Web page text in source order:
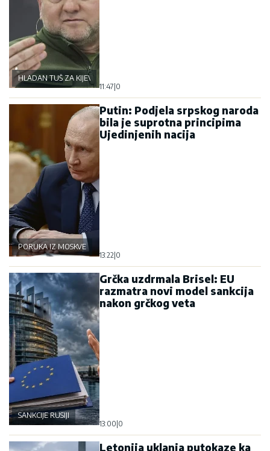
HLADAN TUŠ ZA KIJEV
11:47|0
PORUKA IZ MOSKVE
Putin: Podjela srpskog naroda
bila je suprotna principima
Ujedinjenih nacija
13:22|0
SANKCIJE RUSIJI
Grčka uzdrmala Brisel: EU
razmatra novi model sankcija
nakon grčkog veta
13:00|0
Letonija uklanja putokaze ka